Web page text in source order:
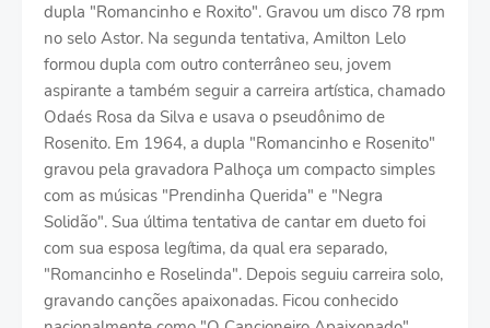
dupla "Romancinho e Roxito". Gravou um disco 78 rpm
no selo Astor. Na segunda tentativa, Amilton Lelo
formou dupla com outro conterrâneo seu, jovem
aspirante a também seguir a carreira artística, chamado
Odaés Rosa da Silva e usava o pseudônimo de
Rosenito. Em 1964, a dupla "Romancinho e Rosenito"
gravou pela gravadora Palhoça um compacto simples
com as músicas "Prendinha Querida" e "Negra
Solidão". Sua última tentativa de cantar em dueto foi
com sua esposa legítima, da qual era separado,
"Romancinho e Roselinda". Depois seguiu carreira solo,
gravando canções apaixonadas. Ficou conhecido